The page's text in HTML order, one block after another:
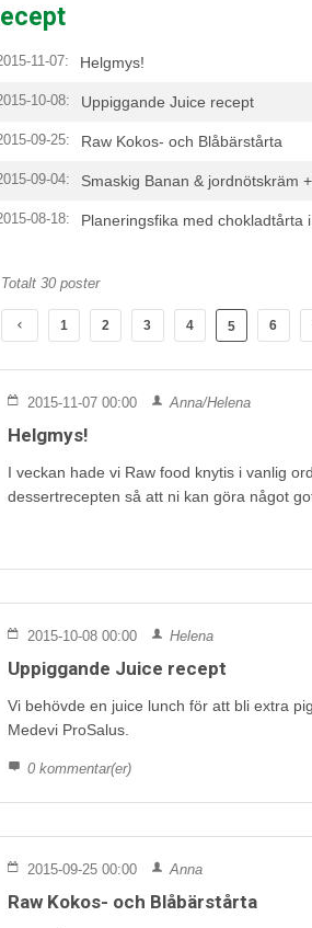
11-07: Helgmys!
10-08: Uppiggande Juice recept
09-25: Raw Kokos- och Blåbärstårta
09-04: Smaskig Banan & jordnötskräm
08-18: Planeringsfika med chokladtårta
Totalt 30 poster
1 2 3 4 5 6
2015-11-07 00:00 Anna/Helena
Helgmys!
I veckan hade vi Raw food knytis i vanlig
dessertrecepten så att ni kan göra något
2015-10-08 00:00 Helena
Uppiggande Juice recept
Vi behövde en juice lunch för att bli extra
Medevi ProSalus.
0 kommentar(er)
2015-09-25 00:00 Anna
Raw Kokos- och Blåbärstårta